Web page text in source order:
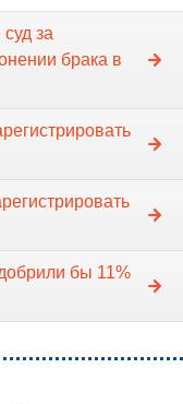
за
брака в
бы 11%